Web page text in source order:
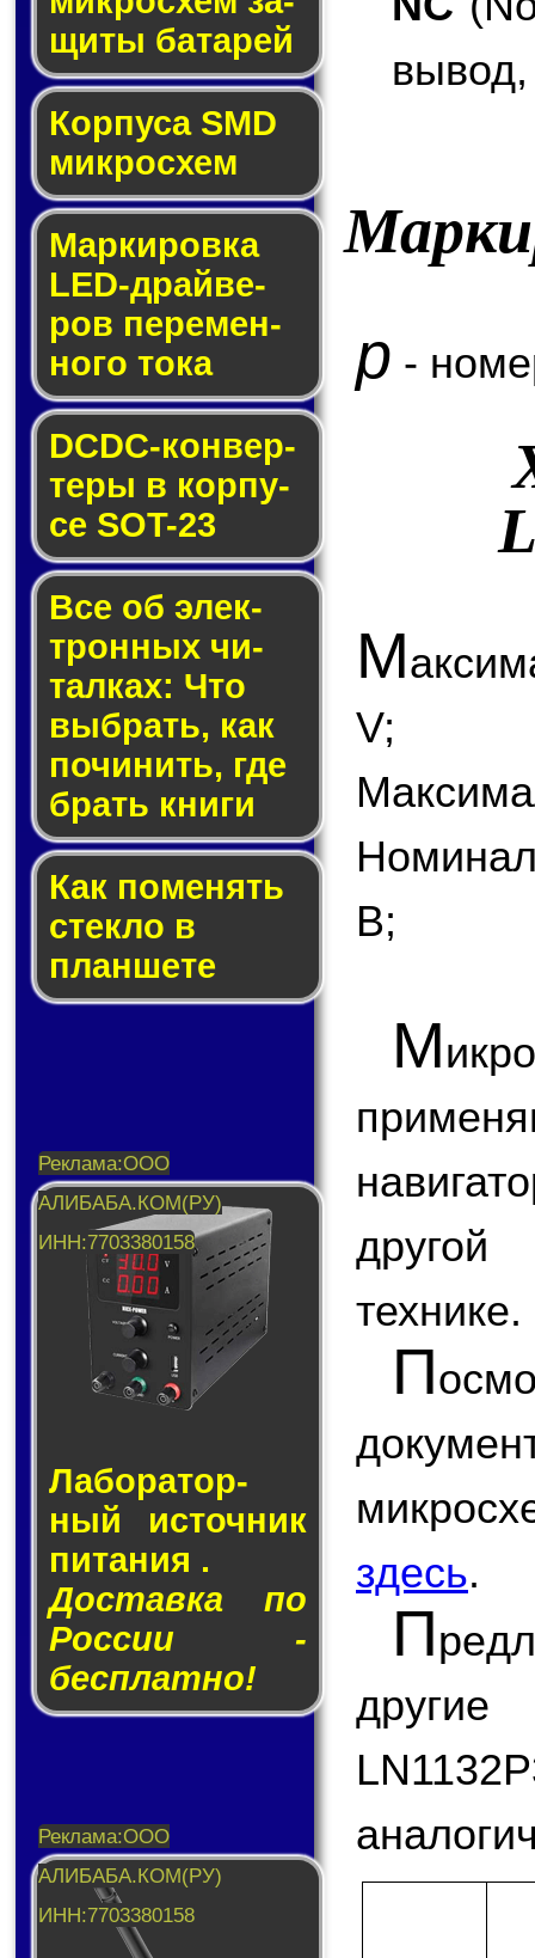
щи­ты ба­та­рей
Корпуса SMD
мик­ро­схем
Маркировка
LED-драй­ве­
ров пе­ре­мен­
но­го то­ка
DCDC-кон­вер­
те­ры в кор­пу­
се SOT-23
Все об элек­
трон­ных чи­
тал­ках: Что
выб­рать, как
по­чи­нить, где
брать кни­ги
Как по­ме­нять
стек­ло в
планшете
Лаборатор­
ный ис­точ­ник
пи­та­ния .
Доставка по
России -
бесплатно!
вывод,
p -
М
V;
В;
М
другой
технике.
П
здесь.
П